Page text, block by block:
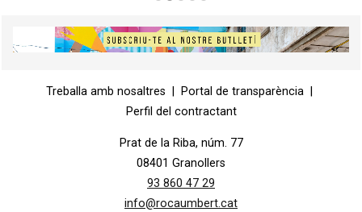
Treballa amb nosaltres
Portal de transparència
Perfil del contractant
Prat de la Riba, núm. 77
08401 Granollers
93 860 47 29
info@rocaumbert.cat